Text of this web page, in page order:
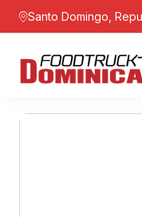
Santo Domingo,